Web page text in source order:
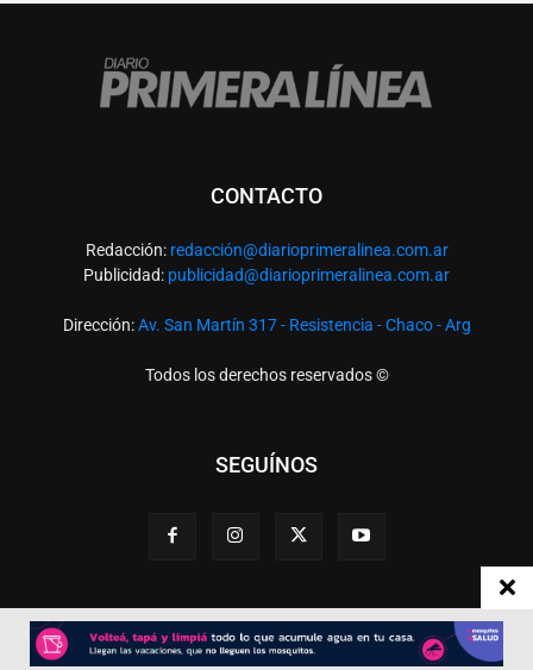
CONTACTO
Redacción: redacción@diarioprimeralinea.com.ar
Publicidad: publicidad@diarioprimeralinea.com.ar
Dirección:Av. San Martín 317 - Resistencia - Chaco - Arg
Todos los derechos reservados ©
SEGUÍNOS
Desarrollado porTP. Web Studio